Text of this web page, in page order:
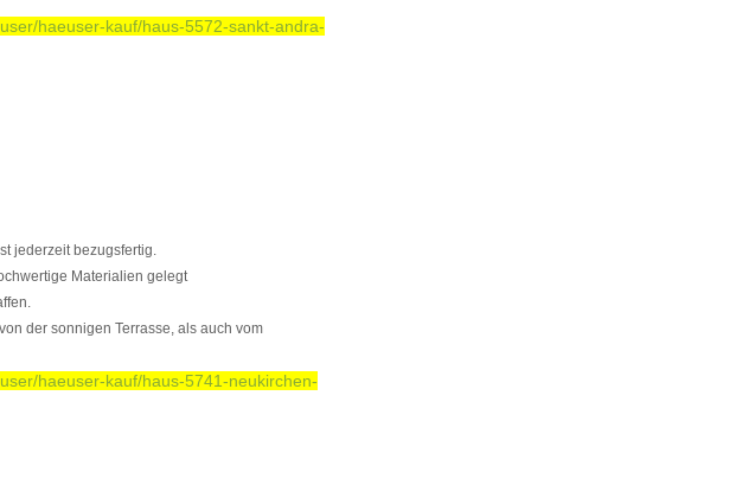
haeuser-kauf/haus-5572-sankt-andra-
jederzeit bezugsfertig.
Materialien gelegt
der sonnigen Terrasse, als auch vom
haeuser-kauf/haus-5741-neukirchen-